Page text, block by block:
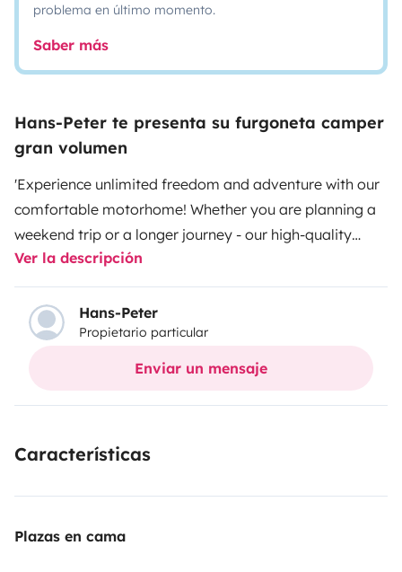
problema en último momento.
Saber más
Hans-Peter te presenta su furgoneta camper
gran volumen
'Experience unlimited freedom and adventure with our
comfortable motorhome! Whether you are planning a
weekend trip or a longer journey - our high-quality
motorhome offers you everything you need for an
unforgettable vacation. Enjoy modern amenities,
plenty of storage space and a cozy atmosphere that
makes your temporary mobile home perfect. Explore
the most beautiful places in Europe at your own pace
without compromises. Book your motorhome now and
Ver la descripción
Hans-Peter
Propietario particular
Enviar un mensaje
Características
Plazas en cama